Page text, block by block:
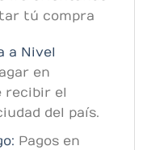
tú compra
a Nivel
en
recibir el
del país.
Pagos en